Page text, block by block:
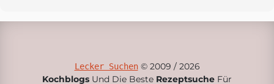
Lecker Suchen© 2009 / 2026
Kochblogs Und Die Beste Rezeptsuche Für